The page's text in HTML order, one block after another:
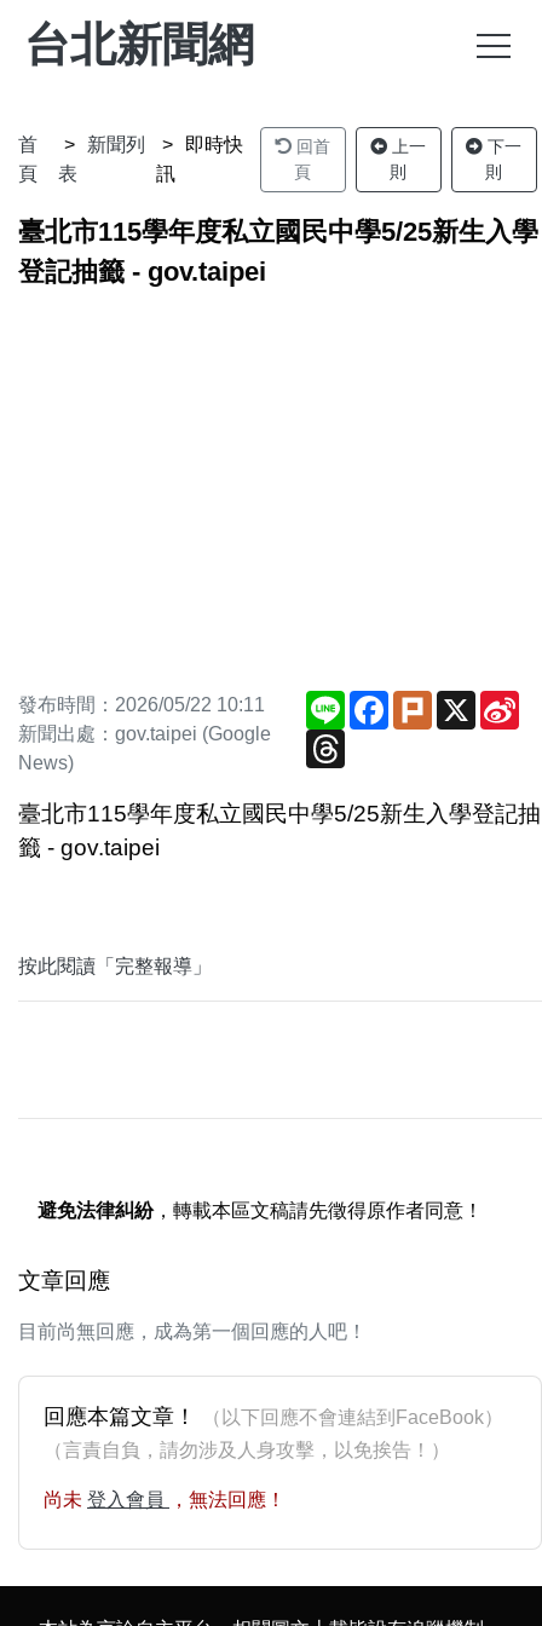
台北新聞網
首
頁
新聞列
表
即時快
訊
回首
頁
上一
則
下一
則
臺北市115學年度私立國民中學5/25新生入學
登記抽籤 - gov.taipei
發布時間：2026/05/22 10:11
新聞出處：gov.taipei (Google
News)
Line Facebook
Plurk X
臺北市115學年度私立國民中學5/25新生入學登記抽
籤 - gov.taipei
按此閱讀「完整報導」
避免法律糾紛，轉載本區文稿請先徵得原作者同意！
文章回應
目前尚無回應，成為第一個回應的人吧！
回應本篇文章！
（以下回應不會連結到FaceBook）
（言責自負，請勿涉及人身攻擊，以免挨告！）
尚未 登入會員 ，無法回應！